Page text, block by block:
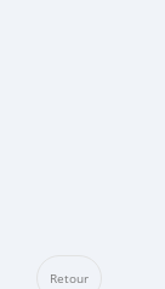
Retour